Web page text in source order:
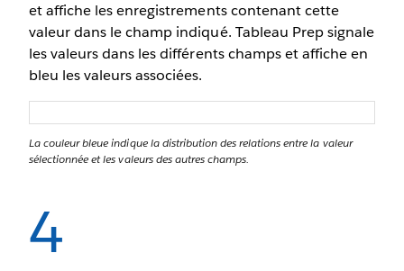
et affiche les enregistrements contenant cette
valeur dans le champ indiqué. Tableau Prep signale
les valeurs dans les différents champs et affiche en
bleu les valeurs associées.
La couleur bleue indique la distribution des relations entre la valeur
sélectionnée et les valeurs des autres champs.
4